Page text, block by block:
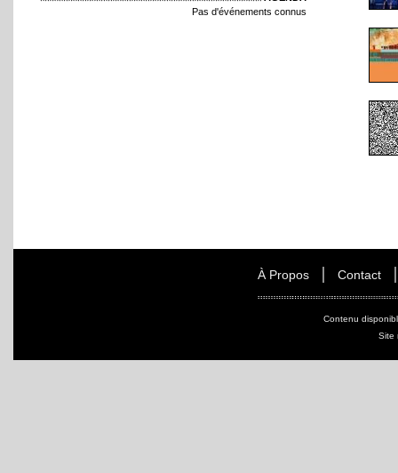
Pas d'événements connus
À Propos Contact
Contenu
Site